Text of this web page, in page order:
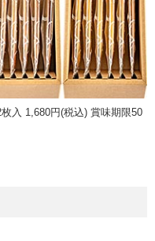
入 1,680円(税込) 賞味期限50